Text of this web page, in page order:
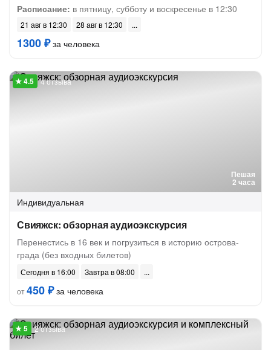
Расписание: в пятницу, субботу и воскресенье в 12:30
21 авг в 12:30 28 авг в 12:30
1300 ₽за человека
Пешая
2 часа
4 отзыва
Индивидуальная
Свияжск: обзорная аудиоэкскурсия
Перенестись в 16 век и погрузиться в историю острова-
града (без входных билетов)
Сегодня в 16:00
Завтра в 08:00
от450 ₽за человека
2 отзыва